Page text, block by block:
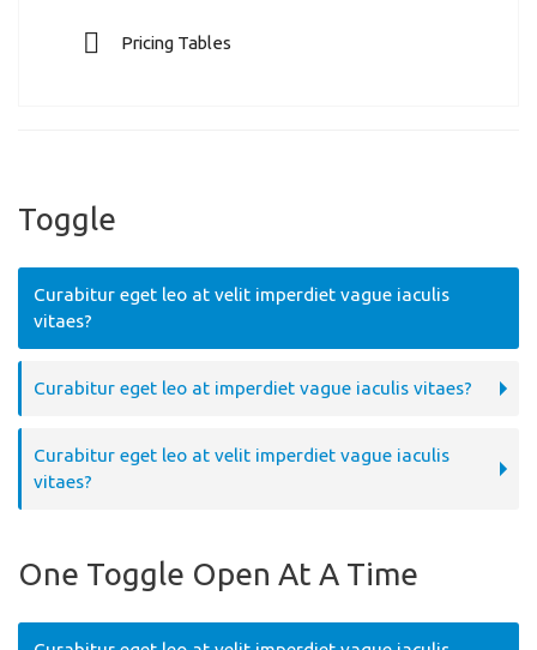
Pricing Tables
Toggle
Curabitur eget leo at velit imperdiet vague iaculis
vitaes?
Curabitur eget leo at imperdiet vague iaculis vitaes?
Curabitur eget leo at velit imperdiet vague iaculis
vitaes?
One Toggle Open At A Time